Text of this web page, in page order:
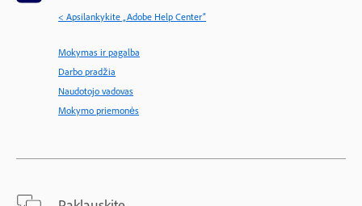
< Apsilankykite „Adobe Help Center“
Mokymas ir pagalba
Darbo pradžia
Naudotojo vadovas
Mokymo priemonės